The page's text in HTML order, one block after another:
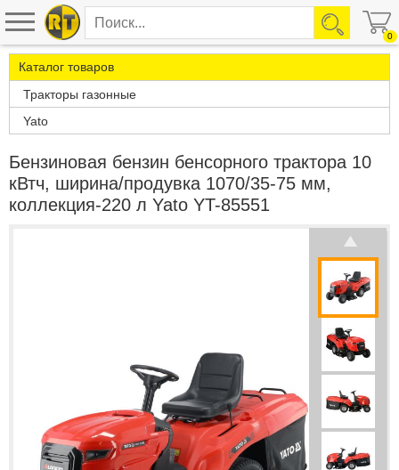
0
Каталог товаров
Тракторы газонные
Yato
Бензиновая бензин бенсорного трактора 10
кВтч, ширина/продувка 1070/35-75 мм,
коллекция-220 л Yato YT-85551